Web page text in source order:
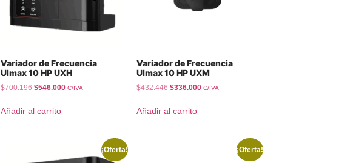
Variador de Frecuencia
Ulmax 10 HP UXH
$700.196 $546.000 C/IVA
Añadir al carrito
Variador de Frecuencia
Ulmax 10 HP UXM
$432.446 $336.000 C/IVA
Añadir al carrito
¡Oferta! ¡Oferta!